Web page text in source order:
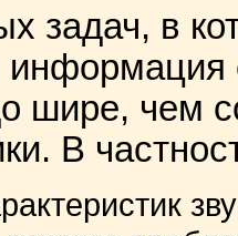
задач, в
информация
шире, чем
В